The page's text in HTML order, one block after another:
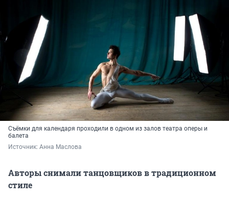
Съёмки для календаря проходили в одном из залов театра оперы и
балета
Источник: Анна Маслова
Авторы снимали танцовщиков в традиционном
стиле